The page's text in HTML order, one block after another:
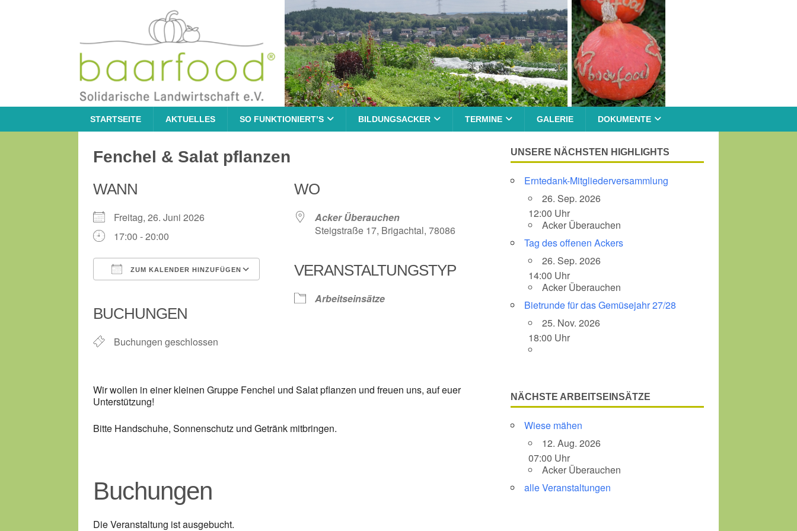
STARTSEITE AKTUELLES SO FUNKTIONIERT’S BILDUNGSACKER TERMINE GALERIE DOKUMENTE
Fenchel & Salat pflanzen
WANN
Freitag, 26. Juni 2026
17:00 - 20:00
ZUM KALENDER HINZUFÜGEN
Google Kalender Office 365
BUCHUNGEN
Buchungen geschlossen
WO
Acker Überauchen
Steigstraße 17, Brigachtal, 78086
VERANSTALTUNGSTYP
Arbeitseinsätze
Wir wollen in einer kleinen Gruppe Fenchel und Salat pflanzen und freuen uns, auf euer
Unterstützung!
Bitte Handschuhe, Sonnenschutz und Getränk mitbringen.
Buchungen
Die Veranstaltung ist ausgebucht.
UNSERE NÄCHSTEN HIGHLIGHTS
Erntedank-Mitgliederversammlung
26. Sep. 2026
12:00 Uhr
Acker Überauchen
Tag des offenen Ackers
26. Sep. 2026
14:00 Uhr
Acker Überauchen
Bietrunde für das Gemüsejahr 27/28
25. Nov. 2026
18:00 Uhr
NÄCHSTE ARBEITSEINSÄTZE
Wiese mähen
12. Aug. 2026
07:00 Uhr
Acker Überauchen
alle Veranstaltungen